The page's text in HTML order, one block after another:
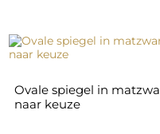
Ovale spiegel in
naar keuze